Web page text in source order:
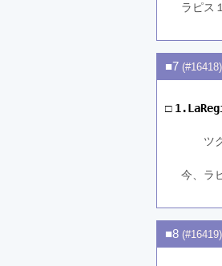
ラピス
■7 (#16418)
□
ツク
今、ラ
■8 (#16419)